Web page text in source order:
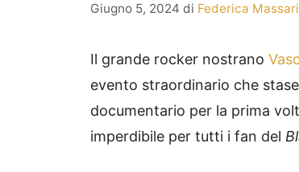
Giugno 5, 2024 di Federica Massari
Il grande rocker nostrano
evento straordinario che
documentario per la prima
imperdibile per tutti i fan del